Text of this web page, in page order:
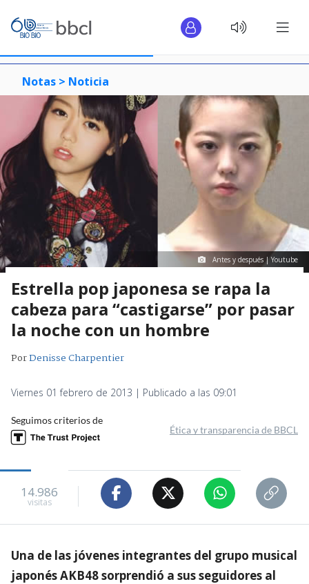
Notas > Noticia
Antes y después | Youtube
Estrella pop japonesa se rapa la
cabeza para “castigarse” por pasar
la noche con un hombre
PorDenisse Charpentier
Viernes 01 febrero de 2013 | Publicado a las 09:01
Seguimos criterios de
Ética y transparencia de BBCL
14.986
visitas
Una de las jóvenes integrantes del grupo musical
japonés AKB48 sorprendió a sus seguidores al